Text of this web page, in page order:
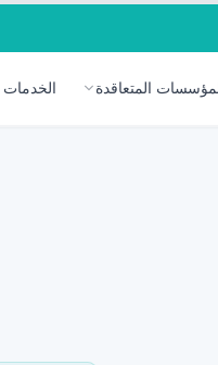
المتعاقدة الخدمات